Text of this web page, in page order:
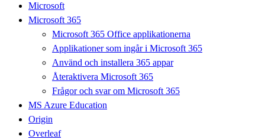
Microsoft
Microsoft 365
Microsoft 365 Office applikationerna
Applikationer som ingår i Microsoft 365
Använd och installera 365 appar
Återaktivera Microsoft 365
Frågor och svar om Microsoft 365
MS Azure Education
Origin
Overleaf